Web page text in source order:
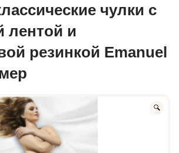
чулки с
лентой и
резинкой Emanuel